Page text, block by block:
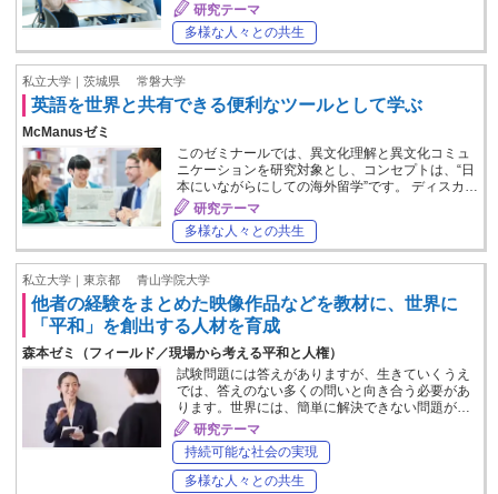
研究テーマ
多様な人々との共生
私立大学｜茨城県 常磐大学
英語を世界と共有できる便利なツールとして学ぶ
McManusゼミ
このゼミナールでは、異文化理解と異文化コミュ
ニケーションを研究対象とし、コンセプトは、“日
本にいながらにしての海外留学”です。 ディスカ…
研究テーマ
多様な人々との共生
私立大学｜東京都 青山学院大学
他者の経験をまとめた映像作品などを教材に、世界に
「平和」を創出する人材を育成
森本ゼミ（フィールド／現場から考える平和と人権）
試験問題には答えがありますが、生きていくうえ
では、答えのない多くの問いと向き合う必要があ
ります。世界には、簡単に解決できない問題が…
研究テーマ
持続可能な社会の実現
多様な人々との共生